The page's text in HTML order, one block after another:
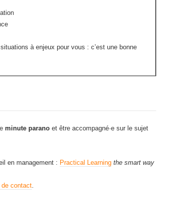
à enjeux pour vous : c’est une bonne
minute parano et être accompagné·e sur le sujet
en management : Practical Learning the smart way
de contact.